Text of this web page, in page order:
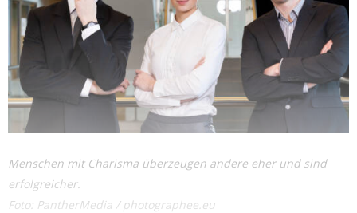
Menschen mit Charisma überzeugen andere eher und sind
erfolgreicher.
Foto: PantherMedia / photographee.eu